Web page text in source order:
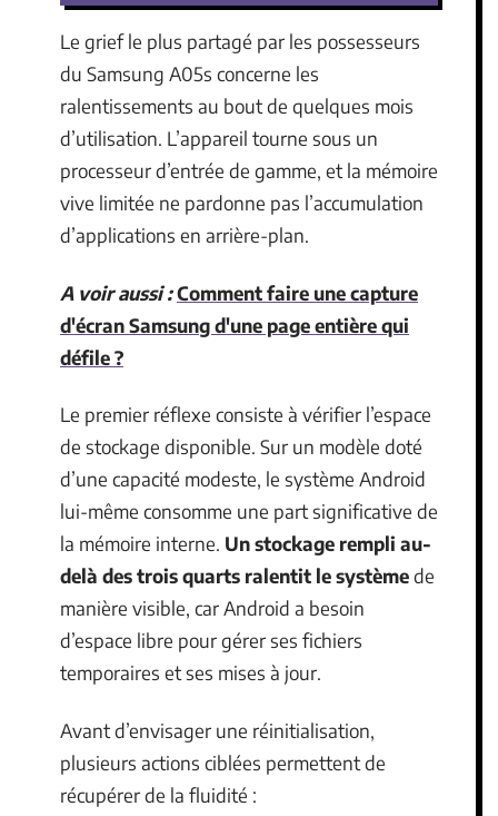
Le grief le plus partagé par les possesseurs
du Samsung A05s concerne les
ralentissements au bout de quelques mois
d’utilisation. L’appareil tourne sous un
processeur d’entrée de gamme, et la mémoire
vive limitée ne pardonne pas l’accumulation
d’applications en arrière-plan.
A voir aussi :Comment faire une capture
d'écran Samsung d'une page entière qui
défile ?
Le premier réflexe consiste à vérifier l’espace
de stockage disponible. Sur un modèle doté
d’une capacité modeste, le système Android
lui-même consomme une part significative de
la mémoire interne. Un stockage rempli au-
delà des trois quarts ralentit le systèmede
manière visible, car Android a besoin
d’espace libre pour gérer ses fichiers
temporaires et ses mises à jour.
Avant d’envisager une réinitialisation,
plusieurs actions ciblées permettent de
récupérer de la fluidité :